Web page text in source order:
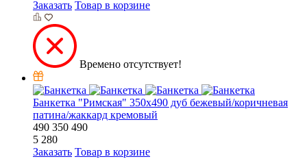
Заказать Товар в корзине
Времено отсутствует!
Банкетка "Римская" 350х490 дуб бежевый/коричневая
патина/жаккард кремовый
490 350 490
5 280
Заказать Товар в корзине